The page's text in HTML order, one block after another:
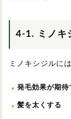
4-1. ミノキ
ミノキシジルに
発毛効果が期待
髪を太くする